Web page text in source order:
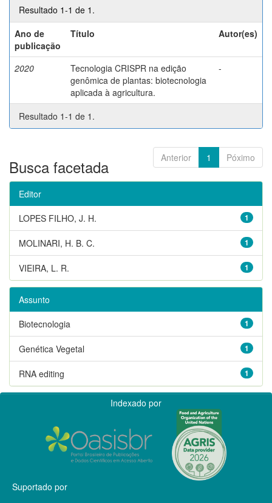
Resultado 1-1 de 1.
Ano de
publicação
Título Autor(es)
2020
Tecnologia CRISPR na edição
genômica de plantas: biotecnologia
aplicada à agricultura.
-
Resultado 1-1 de 1.
Anterior 1 Póximo
Busca facetada
Editor
1
LOPES FILHO, J. H.
1
MOLINARI, H. B. C.
1
VIEIRA, L. R.
Assunto
1
Biotecnologia
1
Genética Vegetal
1
RNA editing
Indexado por
Suportado por